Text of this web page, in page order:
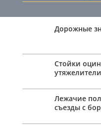
Дорожные
Стойки
Лежачие
съезды с